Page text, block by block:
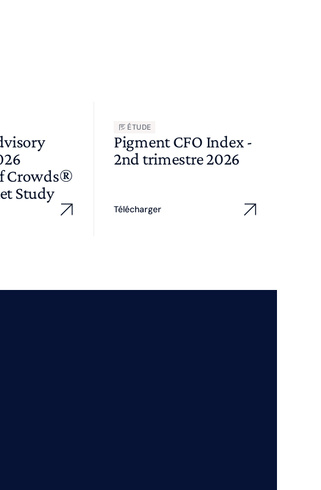
Crowds®
Study
ÉTUDE
Pigment CFO Index -
2nd trimestre 2026
Télécharger